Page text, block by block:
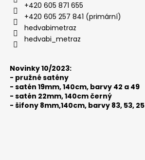
+420 605 871 655
+420 605 257 841 (primární)
hedvabimetraz
hedvabi_metraz
Novinky 10/2023:
- pružné satény
- satén 19mm, 140cm, barvy 42 a 49
- satén 22mm, 140cm černý
- šifony 8mm,140cm, barvy 83, 53, 25